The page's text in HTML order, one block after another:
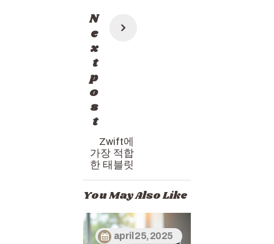
Post
navigation
N
e
x
t
p
o
s
t
Zwift에
가장 적합
한 태블릿
You May Also Like
april 25, 2025